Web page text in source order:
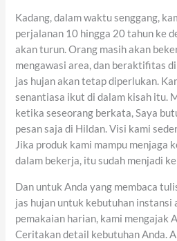
Kadang, dalam waktu senggang,
perjalanan 10 hingga 20 tahun ke
akan turun. Orang masih akan
mengawasi area, dan beraktifitas
jas hujan akan tetap diperlukan.
senantiasa ikut di dalam kisah itu.
ketika seseorang berkata, Saya
pesan saja di Hildan. Visi kami
Jika produk kami mampu menjaga
dalam bekerja, itu sudah menjadi
Dan untuk Anda yang membaca
jas hujan untuk kebutuhan instansi
pemakaian harian, kami mengajak
Ceritakan detail kebutuhan Anda.